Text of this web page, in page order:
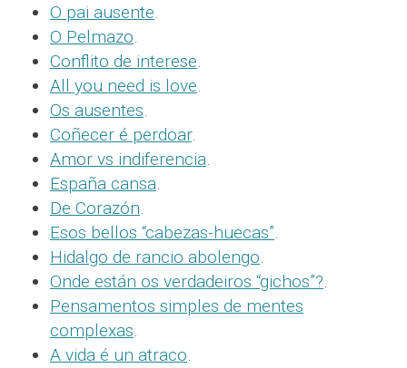
O pai ausente.
O Pelmazo.
Conflito de interese.
All you need is love.
Os ausentes.
Coñecer é perdoar.
Amor vs indiferencia.
España cansa.
De Corazón.
Esos bellos “cabezas-huecas”.
Hidalgo de rancio abolengo.
Onde están os verdadeiros “gichos”?.
Pensamentos simples de mentes
complexas.
A vida é un atraco.